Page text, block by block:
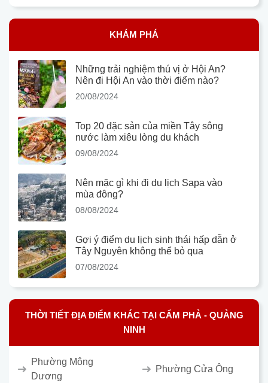
KHÁM PHÁ
Những trải nghiệm thú vị ở Hội An?
Nên đi Hội An vào thời điểm nào?
20/08/2024
Top 20 đặc sản của miền Tây sông
nước làm xiêu lòng du khách
09/08/2024
Nên mặc gì khi đi du lịch Sapa vào
mùa đông?
08/08/2024
Gợi ý điểm du lịch sinh thái hấp dẫn ở
Tây Nguyên không thể bỏ qua
07/08/2024
THỜI TIẾT ĐỊA ĐIỂM KHÁC TẠI CẨM PHẢ - QUẢNG
NINH
Phường Mông
Dương
Phường Cửa Ông